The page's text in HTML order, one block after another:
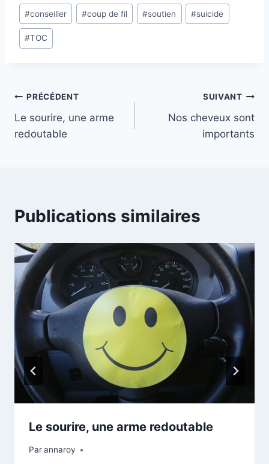
Étiquettes
de
la
#conseiller #coup de fil #soutien #suicide
#TOC
Navigation
de
PRÉCÉDENT
Le sourire, une arme
redoutable
SUIVANT
Nos cheveux sont
importants
Publications similaires
Le sourire, une arme redoutable
Parannaroy